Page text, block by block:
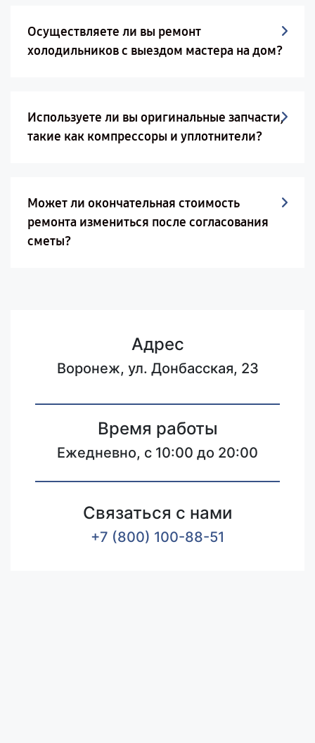
Осуществляете ли вы ремонт
холодильников с выездом мастера на дом?
Используете ли вы оригинальные запчасти,
такие как компрессоры и уплотнители?
Может ли окончательная стоимость
ремонта измениться после согласования
сметы?
Адрес
Воронеж, ул. Донбасская, 23
Время работы
Ежедневно, с 10:00 до 20:00
Связаться с нами
+7 (800) 100-88-51